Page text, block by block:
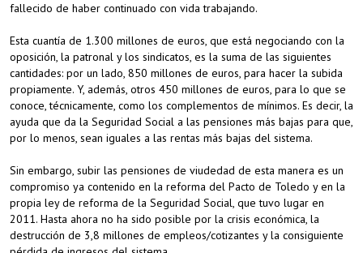
fallecido de haber continuado con vida trabajando.
Esta cuantía de 1.300 millones de euros, que está negociando con la
oposición, la patronal y los sindicatos, es la suma de las siguientes
cantidades: por un lado, 850 millones de euros, para hacer la subida
propiamente. Y, además, otros 450 millones de euros, para lo que se
conoce, técnicamente, como los complementos de mínimos. Es decir, la
ayuda que da la Seguridad Social a las pensiones más bajas para que,
por lo menos, sean iguales a las rentas más bajas del sistema.
Sin embargo, subir las pensiones de viudedad de esta manera es un
compromiso ya contenido en la reforma del Pacto de Toledo y en la
propia ley de reforma de la Seguridad Social, que tuvo lugar en
2011. Hasta ahora no ha sido posible por la crisis económica, la
destrucción de 3,8 millones de empleos/cotizantes y la consiguiente